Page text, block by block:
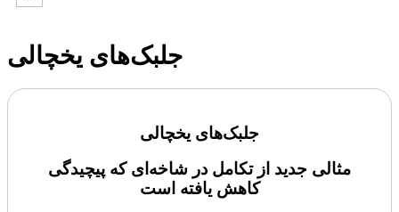
جلبک‌های یخچالی
جلبک‌های یخچالی
مثالی جدید از تکامل در شاخه‌ای که پیچیدگی
کاهش یافته است